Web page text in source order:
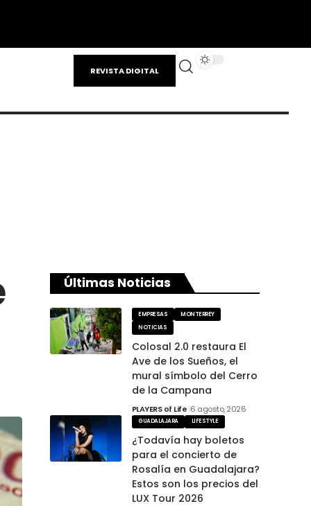
REVISTA DIGITAL
Últimas Noticias
EMPRESAS
MONTERREY
NOTICIAS
Colosal 2.0 restaura El
Ave de los Sueños, el
mural símbolo del Cerro
de la Campana
PLAYERS of Life 6 agosto, 2026
GUADALAJARA LIFESTYLE
¿Todavía hay boletos
para el concierto de
Rosalía en Guadalajara?
Estos son los precios del
LUX Tour 2026